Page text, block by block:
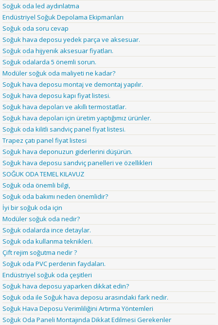
Soğuk oda led aydınlatma
Endüstriyel Soğuk Depolama Ekipmanları
Soğuk oda soru cevap
Soğuk hava deposu yedek parça ve aksesuar.
Soğuk oda hijyenik aksesuar fiyatları.
Soğuk odalarda 5 önemli sorun.
Modüler soğuk oda maliyeti ne kadar?
Soğuk hava deposu montaj ve demontaj yapılır.
Soğuk hava deposu kapı fiyat listesi.
Soğuk hava depoları ve akıllı termostatlar.
Soğuk hava depoları için üretim yaptığımız ürünler.
Soğuk oda kilitli sandviç panel fiyat listesi.
Trapez çatı panel fiyat listesi
Soğuk hava deponuzun giderlerini düşürün.
Soğuk hava deposu sandviç panelleri ve özellikleri
SOĞUK ODA TEMEL KILAVUZ
Soğuk oda önemli bilgi,
Soğuk oda bakımı neden önemlidir?
İyi bir soğuk oda için
Modüler soğuk oda nedir?
Soğuk odalarda ince detaylar.
Soğuk oda kullanma teknikleri.
Çift rejim soğutma nedir ?
Soğuk oda PVC perdenin faydaları.
Endüstriyel soğuk oda çeşitleri
Soğuk hava deposu yaparken dikkat edin?
Soğuk oda ile Soğuk hava deposu arasındaki fark nedir.
Soğuk Hava Deposu Verimliliğini Artırma Yöntemleri
Soğuk Oda Paneli Montajında Dikkat Edilmesi Gerekenler